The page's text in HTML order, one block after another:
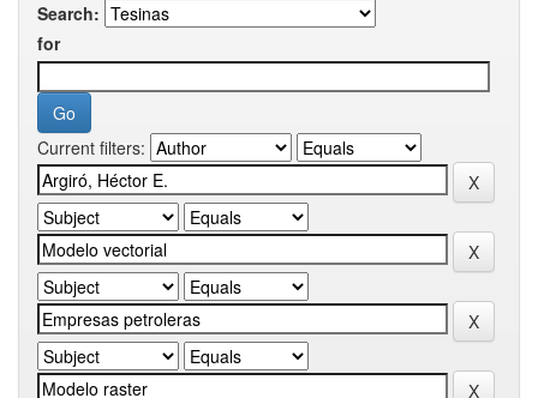
Search:
for
Current filters: